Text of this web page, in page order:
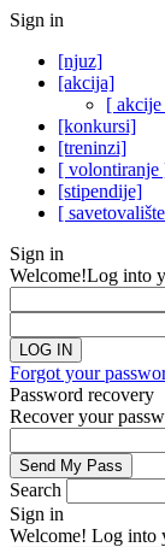
Sign in
[njuz]
[akcija]
[
[konkursi]
[treninzi]
[ volontiranje
[stipendije]
[
Sign in
Welcome!Log into
Forgot your
Password recovery
Recover your
Search
Sign in
Welcome! Log into